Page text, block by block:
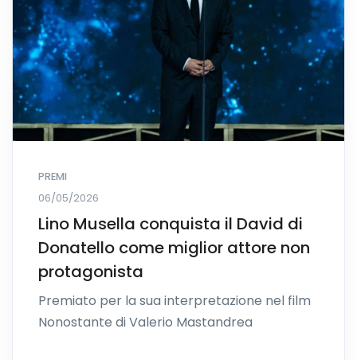
PREMI
06/05/2026
Lino Musella conquista il David di
Donatello come miglior attore non
protagonista
Premiato per la sua interpretazione nel film
Nonostante di Valerio Mastandrea